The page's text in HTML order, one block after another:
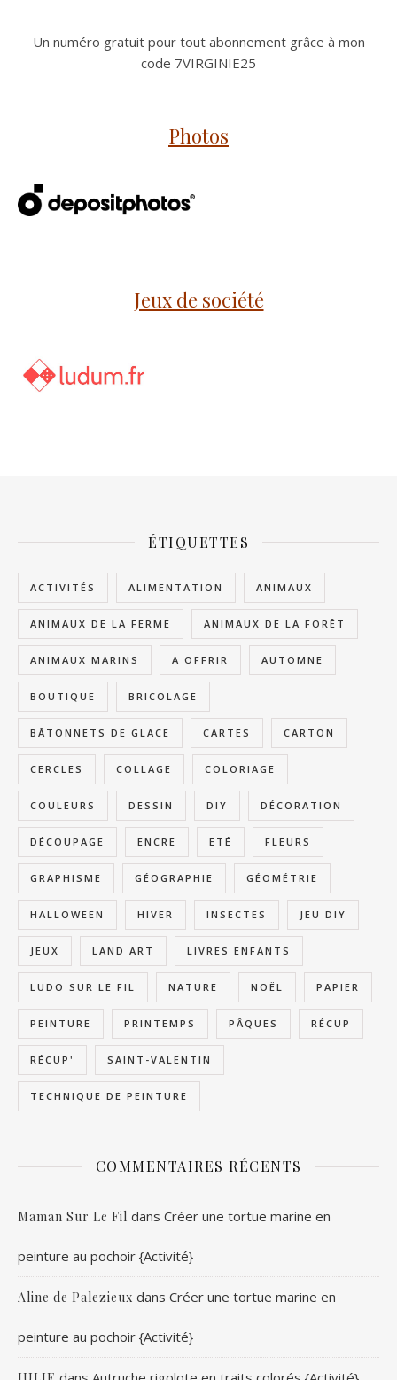
Un numéro gratuit pour tout abonnement grâce à mon
code 7VIRGINIE25
Photos
Jeux de société
ÉTIQUETTES
ACTIVITÉS ALIMENTATION ANIMAUX
ANIMAUX DE LA FERME ANIMAUX DE LA FORÊT
ANIMAUX MARINS A OFFRIR AUTOMNE
BOUTIQUE BRICOLAGE
BÂTONNETS DE GLACE CARTES CARTON
CERCLES COLLAGE COLORIAGE
COULEURS DESSIN DIY DÉCORATION
DÉCOUPAGE ENCRE ETÉ FLEURS
GRAPHISME GÉOGRAPHIE GÉOMÉTRIE
HALLOWEEN HIVER INSECTES JEU DIY
JEUX LAND ART LIVRES ENFANTS
LUDO SUR LE FIL NATURE NOËL PAPIER
PEINTURE PRINTEMPS PÂQUES RÉCUP
RÉCUP' SAINT-VALENTIN
TECHNIQUE DE PEINTURE
COMMENTAIRES RÉCENTS
Maman Sur Le Fil dans Créer une tortue marine en
peinture au pochoir {Activité}
Aline de Palezieux dans Créer une tortue marine en
peinture au pochoir {Activité}